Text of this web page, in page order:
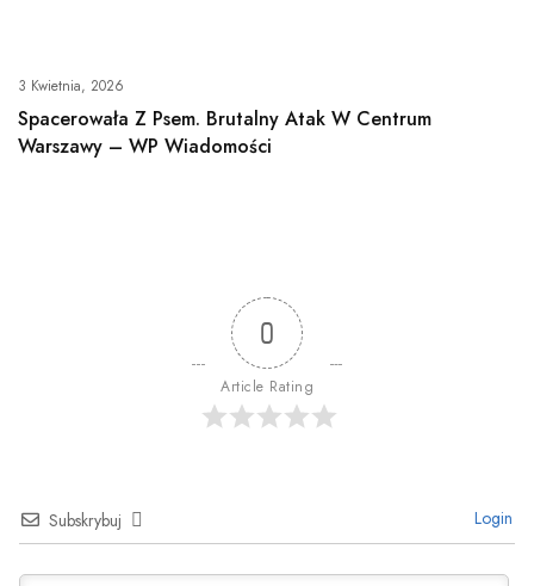
3 Kwietnia, 2026
Spacerowała Z Psem. Brutalny Atak W Centrum
Warszawy – WP Wiadomości
0
Article Rating
Subskrybuj Login